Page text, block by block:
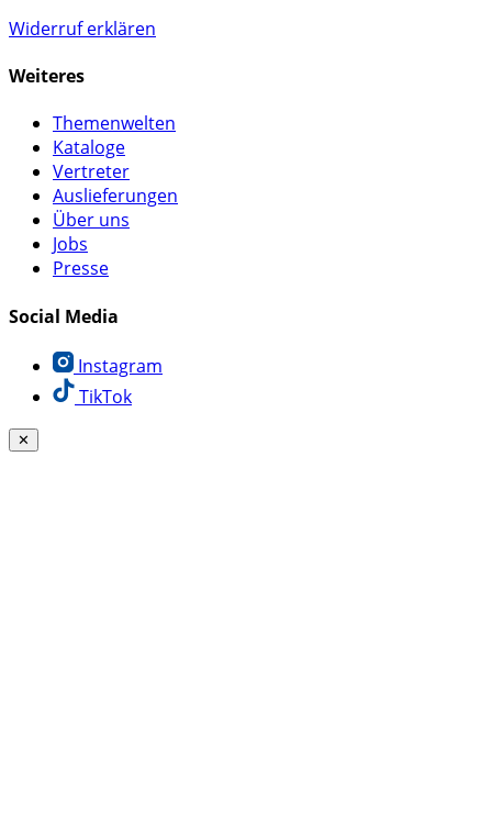
Widerruf erklären
Weiteres
Themenwelten
Kataloge
Vertreter
Auslieferungen
Über uns
Jobs
Presse
Social Media
Instagram
TikTok
✕